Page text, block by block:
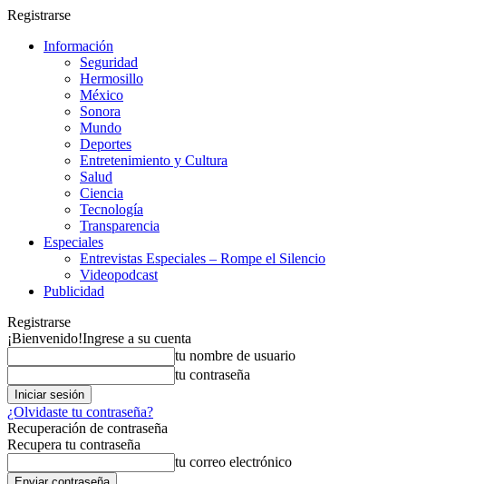
Registrarse
Información
Seguridad
Hermosillo
México
Sonora
Mundo
Deportes
Entretenimiento y Cultura
Salud
Ciencia
Tecnología
Transparencia
Especiales
Entrevistas Especiales – Rompe el Silencio
Videopodcast
Publicidad
Registrarse
¡Bienvenido!Ingrese a su cuenta
tu nombre de usuario
tu contraseña
¿Olvidaste tu contraseña?
Recuperación de contraseña
Recupera tu contraseña
tu correo electrónico